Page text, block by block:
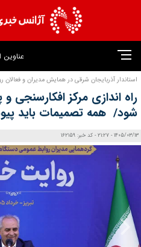
عناوین
استاندار آذربایجان شرقی در همایش مدیران و فعالان
راه اندازی مرکز افکارسنجی
شود/ همه تصمیمات باید
1405/03/13 - 21:27 - کد خبر: 162159